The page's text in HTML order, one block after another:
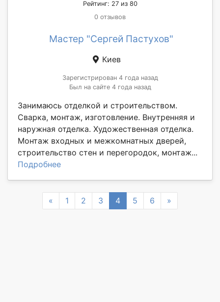
Рейтинг: 27 из 80
0 отзывов
Мастер "Сергей Пастухов"
Киев
Зарегистрирован 4 года назад
Был на сайте 4 года назад
Занимаюсь отделкой и строительством.
Сварка, монтаж, изготовление. Внутренняя и
наружная отделка. Художественная отделка.
Монтаж входных и межкомнатных дверей,
строительство стен и перегородок, монтаж...
Подробнее
« Previous
1 2 3 4 5 6 »